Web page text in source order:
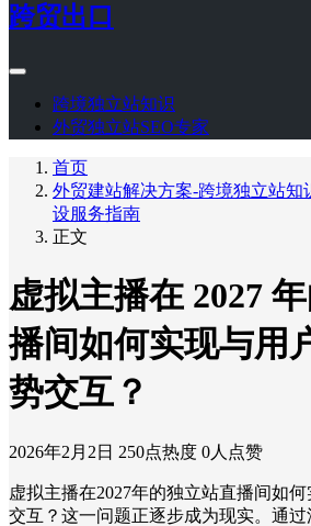
跨贸出口
跨境独立站知识
外贸独立站SEO专家
首页
外贸建站解决方案-跨境独立站知
设服务指南
正文
虚拟主播在 2027
播间如何实现与用
势交互？
2026年2月2日 250点热度 0人点赞
虚拟主播在2027年的独立站直播间如
交互？这一问题正逐步成为现实。通